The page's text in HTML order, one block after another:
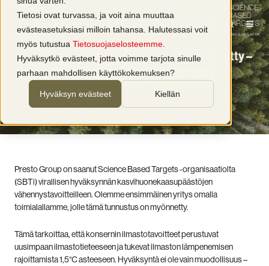
Tietosi ovat turvassa, ja voit aina muuttaa
evästeasetuksiasi milloin tahansa. Halutessasi voit
myös tutustua Tietosuojaselosteemme
Hyväksytkö evästeet, jotta voimme tarjota sinulle
parhaan mahdollisen käyttökokemuksen?
Hyväksyn evästeet Kiellän
Yritysuutiset Ympäristö
Presto Groupin ilmastotavoitteet hyväksytty –
vastuullisuustyö etenee
Presto Oy 1 min lukuaika 25.4.2025
Presto Group on saanut Science Based Targets -organisaatiolta
(SBTi) virallisen hyväksynnän kasvihuonekaasupäästöjen
vähennystavoitteilleen. Olemme ensimmäinen yritys omalla
toimialallamme, jolle tämä tunnustus on myönnetty.
Tämä tarkoittaa, että konsernin ilmastotavoitteet perustuvat
uusimpaan ilmastotieteeseen ja tukevat ilmaston lämpenemisen
rajoittamista 1,5°Casteeseen. Hyväksyntä ei ole vain muodollisuus –